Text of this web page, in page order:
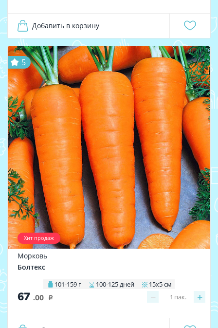
Добавить в корзину
Хит продаж
5
Морковь
Болтекс
101-159 г 100-125 дней 15х5 см
67 .00 i − +
1 пак.